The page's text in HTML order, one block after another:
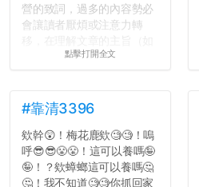
營的致詞，過多的內容勢必
會讓讀者厭煩或注意力轉
果有的話）前就失去興趣。
的聲明一樣正式，但至少在
用字上多加留意。有些語句
用說的可能會引人發笑或多
聽幾句，但寫成文字時只會
讓人感到疲乏。
點擊打開全文
#靠清3396
欸幹😲！梅花鹿欸🧐🧐！嗚
呼😎😎😤😤！這可以養嗎🤪
🤪！？欸蟑螂這可以養嗎🤔
🤔！我不知道🧐🧐你抓回家